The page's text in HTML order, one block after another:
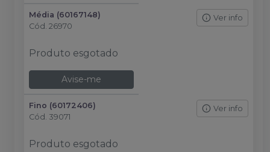
Média (60167148)
Cód. 26970
Ver info
Produto esgotado
Avise-me
Fino (60172406)
Cód. 39071
Ver info
Produto esgotado